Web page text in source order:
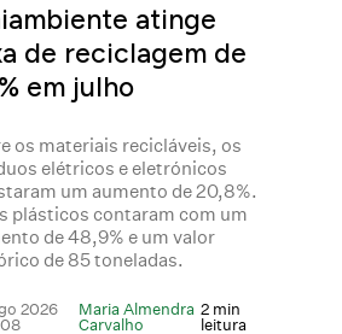
atinge
de reciclagem de
em julho
os materiais recicláveis, os
elétricos e eletrónicos
um aumento de 20,8%.
plásticos contaram com um
de 48,9% e um valor
de 85 toneladas.
2026
Maria Almendra
Carvalho
2 min
leitura